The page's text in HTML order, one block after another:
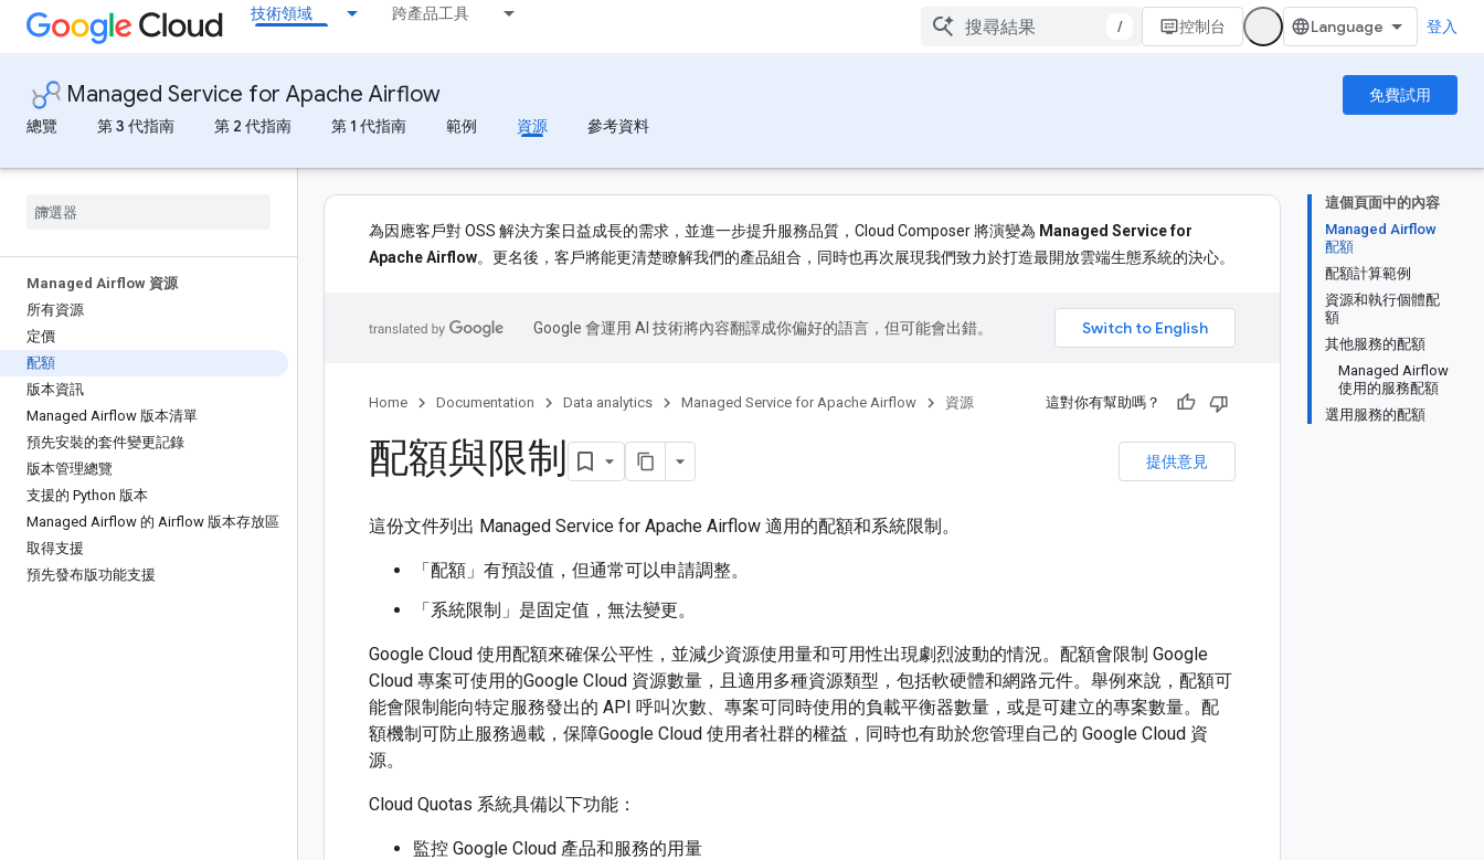
技術領域 跨產品工具
/ 控制台 登入
Managed Service for Apache Airflow
免費試用
總覽
第 3 代指南 第 2 代指南 第 1 代指南 範例 資源 參考資料
Managed Airflow 資源
所有資源
定價
配額
版本資訊
Managed Airflow 版本清單
預先安裝的套件變更記錄
版本管理總覽
支援的 Python 版本
Managed Airflow 的 Airflow 版本存放區
取得支援
預先發布版功能支援
這個頁面中的內容
Managed Airflow
配額
配額計算範例
資源和執行個體配
額
其他服務的配額
Managed Airflow
使用的服務配額
選用服務的配額
為因應客戶對 OSS 解決方案日益成長的需求，並進一步提升服務品質，Cloud Composer 將演變為 Managed Service for
Apache Airflow。更名後，客戶將能更清楚瞭解我們的產品組合，同時也再次展現我們致力於打造最開放雲端生態系統的決心。
Google 會運用 AI 技術將內容翻譯成你偏好的語言，但可能會出錯。
Home Documentation Data analytics Managed Service for Apache Airflow 資源 這對你有幫助嗎？
提供意見
配額與限制
這份文件列出 Managed Service for Apache Airflow 適用的配額和系統限制。
「配額」 有預設值，但通常可以申請調整。
「系統限制」 是固定值，無法變更。
Google Cloud 使用配額來確保公平性，並減少資源使用量和可用性出現劇烈波動的情況。配額會限制 Google
Cloud 專案可使用的Google Cloud 資源數量，且適用多種資源類型，包括軟硬體和網路元件。舉例來說，配額可
能會限制能向特定服務發出的 API 呼叫次數、專案可同時使用的負載平衡器數量，或是可建立的專案數量。配
額機制可防止服務過載，保障Google Cloud 使用者社群的權益，同時也有助於您管理自己的 Google Cloud 資
源。
Cloud Quotas 系統具備以下功能：
監控 Google Cloud 產品和服務的用量